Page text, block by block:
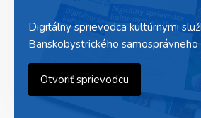
Digitálny sprievodca kultúrnymi
Banskobystrického samosprávneho
Otvoriť sprievodcu